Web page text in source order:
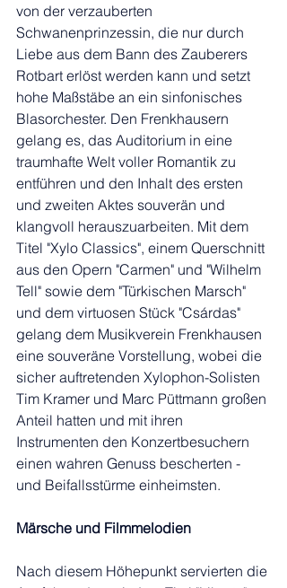
von der verzauberten
Schwanenprinzessin, die nur durch
Liebe aus dem Bann des Zauberers
Rotbart erlöst werden kann und setzt
hohe Maßstäbe an ein sinfonisches
Blasorchester. Den Frenkhausern
gelang es, das Auditorium in eine
traumhafte Welt voller Romantik zu
entführen und den Inhalt des ersten
und zweiten Aktes souverän und
klangvoll herauszuarbeiten. Mit dem
Titel "Xylo Classics", einem Querschnitt
aus den Opern "Carmen" und "Wilhelm
Tell" sowie dem "Türkischen Marsch"
und dem virtuosen Stück "Csárdas"
gelang dem Musikverein Frenkhausen
eine souveräne Vorstellung, wobei die
sicher auftretenden Xylophon-Solisten
Tim Kramer und Marc Püttmann großen
Anteil hatten und mit ihren
Instrumenten den Konzertbesuchern
einen wahren Genuss bescherten -
und Beifallsstürme einheimsten.
Märsche und Filmmelodien
Nach diesem Höhepunkt servierten die